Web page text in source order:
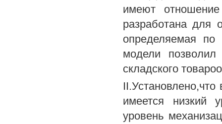
имеют
разработана для
определяемая по
модели
складского
имеется низкий
уровень